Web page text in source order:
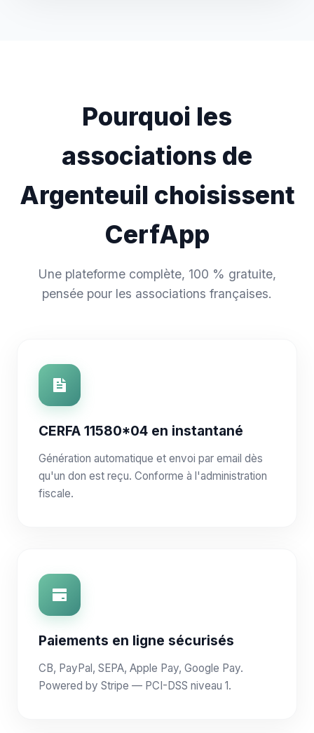
Pourquoi les
associations de
Argenteuil choisissent
CerfApp
Une plateforme complète, 100 % gratuite,
pensée pour les associations françaises.
CERFA 11580*04 en instantané
Génération automatique et envoi par email dès
qu'un don est reçu. Conforme à l'administration
fiscale.
Paiements en ligne sécurisés
CB, PayPal, SEPA, Apple Pay, Google Pay.
Powered by Stripe — PCI-DSS niveau 1.